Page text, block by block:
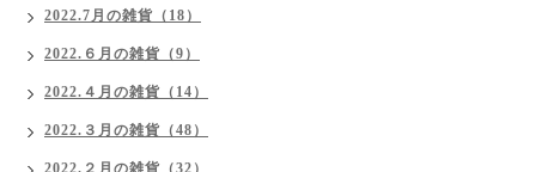
2022.7月の雑貨（18）
2022.６月の雑貨（9）
2022.４月の雑貨（14）
2022.３月の雑貨（48）
2022.２月の雑貨（32）